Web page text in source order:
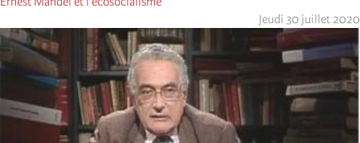
Jeudi 30 juillet 2020